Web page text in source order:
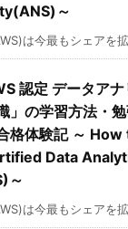
～
は今最もシェアを
認定 データア
」の学習方法・
格体験記 ～
Data
～
は今最もシェアを